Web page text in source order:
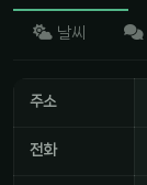
날씨
주소
전화